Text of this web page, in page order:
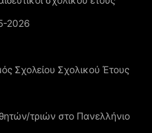
2026
Σχολείου Σχολικού Έτους
τριών στο Πανελλήνιο